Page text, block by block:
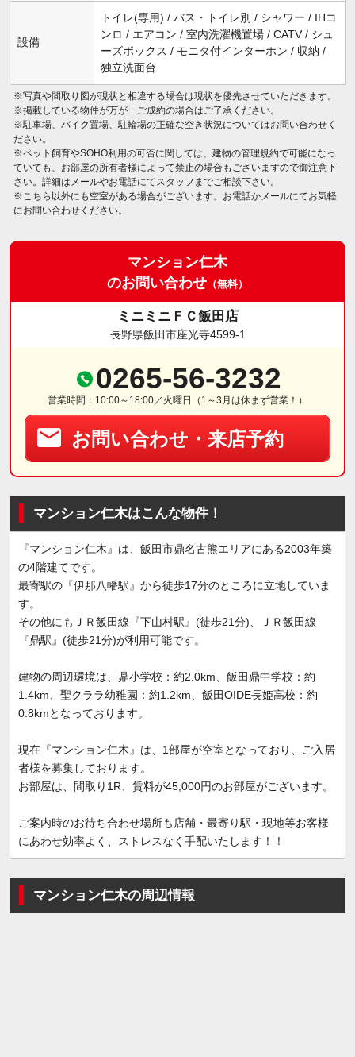
設備
トイレ(専用) / バス・トイレ別 / シャワー / IHコ
ンロ / エアコン / 室内洗濯機置場 / CATV / シュ
ーズボックス / モニタ付インターホン / 収納 /
独立洗面台
※写真や間取り図が現状と相違する場合は現状を優先させていただきます。
※掲載している物件が万が一ご成約の場合はご了承ください。
※駐車場、バイク置場、駐輪場の正確な空き状況についてはお問い合わせく
ださい。
※ペット飼育やSOHO利用の可否に関しては、建物の管理規約で可能になっ
ていても、お部屋の所有者様によって禁止の場合もございますので御注意下
さい。詳細はメールやお電話にてスタッフまでご相談下さい。
※こちら以外にも空室がある場合がございます。お電話かメールにてお気軽
にお問い合わせください。
マンション仁木
のお問い合わせ （無料）
ミニミニＦＣ飯田店
長野県飯田市座光寺4599-1
0265-56-3232
営業時間：10:00～18:00／火曜日（1～3月は休まず営業！）
お問い合わせ・来店予約
マンション仁木はこんな物件！
『マンション仁木』は、飯田市鼎名古熊エリアにある2003年築
の4階建てです。
最寄駅の『伊那八幡駅』から徒歩17分のところに立地していま
す。
その他にもＪＲ飯田線『下山村駅』(徒歩21分)、ＪＲ飯田線
『鼎駅』(徒歩21分)が利用可能です。
建物の周辺環境は、鼎小学校：約2.0km、飯田鼎中学校：約
1.4km、聖クララ幼稚園：約1.2km、飯田OIDE長姫高校：約
0.8kmとなっております。
現在『マンション仁木』は、1部屋が空室となっており、ご入居
者様を募集しております。
お部屋は、間取り1R、賃料が45,000円のお部屋がございます。
ご案内時のお待ち合わせ場所も店舗・最寄り駅・現地等お客様
にあわせ効率よく、ストレスなく手配いたします！！
マンション仁木の周辺情報